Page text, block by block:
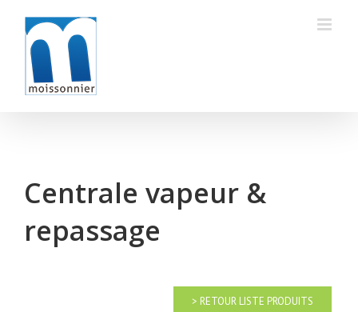
content
Centrale vapeur &
repassage
> RETOUR LISTE PRODUITS